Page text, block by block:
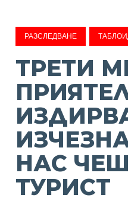
РАЗСЛЕДВАНЕ
ТРЕТИ
НАС
ТУРИСТ